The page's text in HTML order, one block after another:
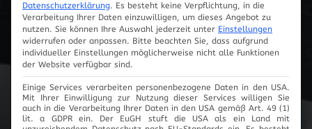
Innovationen
Cartronic Innovationen
Datenschutzerklärung. Es besteht keine Verpflichtung, in die
Verarbeitung Ihrer Daten einzuwilligen, um dieses Angebot zu
nutzen. Sie können Ihre Auswahl jederzeit unter Einstellungen
widerrufen oder anpassen. Bitte beachten Sie, dass aufgrund
individueller Einstellungen möglicherweise nicht alle Funktionen
der Website verfügbar sind.
Einige Services verarbeiten personenbezogene Daten in den USA.
Mit Ihrer Einwilligung zur Nutzung dieser Services willigen Sie
auch in die Verarbeitung Ihrer Daten in den USA gemäß Art. 49 (1)
lit. a GDPR ein. Der EuGH stuft die USA als ein Land mit